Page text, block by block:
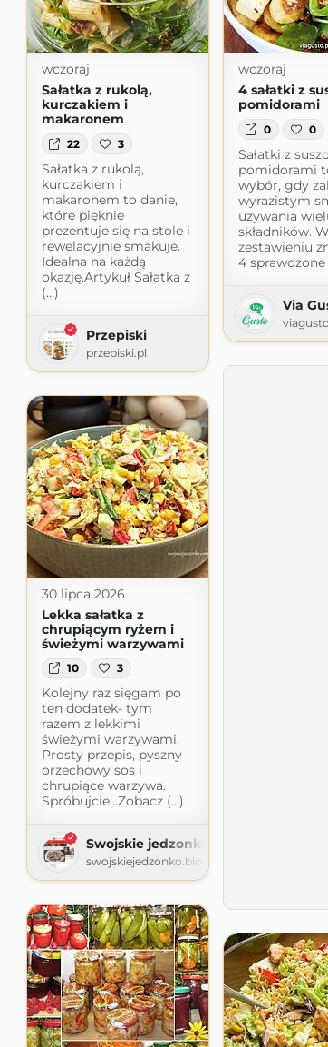
wczoraj
Sałatka z rukolą,
kurczakiem i
makaronem
22 3
Sałatka z rukolą,
kurczakiem i
makaronem to danie,
które pięknie
prezentuje się na stole i
rewelacyjnie smakuje.
Idealna na każdą
okazję.Artykuł Sałatka z
(...)
Przepiski
przepiski.pl
wczoraj
4 sałatki z
pomidorami
0 0
Sałatki z
pomidorami
wybór, gdy
wyrazistym
używania
składników.
zestawieniu
4 sprawdzone
Via
30 lipca 2026
Lekka sałatka z
chrupiącym ryżem i
świeżymi warzywami
10 3
Kolejny raz sięgam po
ten dodatek- tym
razem z lekkimi
świeżymi warzywami.
Prosty przepis, pyszny
orzechowy sos i
chrupiące warzywa.
Spróbujcie...Zobacz (...)
Swojskie jedzonko
swojskiejedzonko.blogspot.com